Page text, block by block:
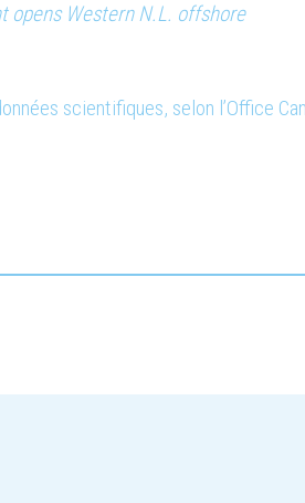
opens Western N.L. offshore
scientifiques, selon l’Office